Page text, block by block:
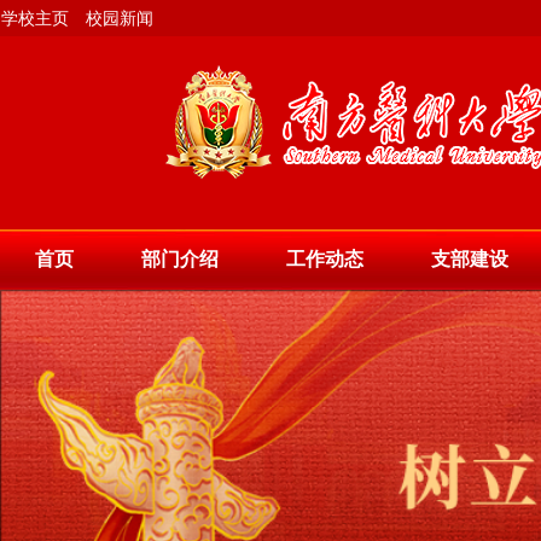
学校主页 校园新闻
首页 部门介绍 工作动态 支部建设